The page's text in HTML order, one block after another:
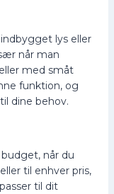
lys eller
når man
med småt
funktion, og
dine behov.
når du
til enhver pris,
til dit